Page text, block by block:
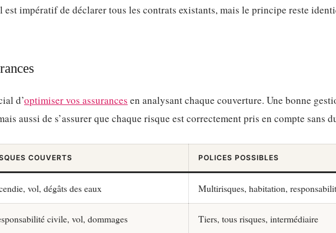
impératif de déclarer tous les contrats existants, mais le principe reste
d’optimiser vos assurances en analysant chaque couverture. Une bonne
aussi de s’assurer que chaque risque est correctement pris en compte sans
COUVERTS POLICES POSSIBLES
vol, dégâts des eaux Multirisques, habitation,
civile, vol, dommages Tiers, tous risques, intermédiaire